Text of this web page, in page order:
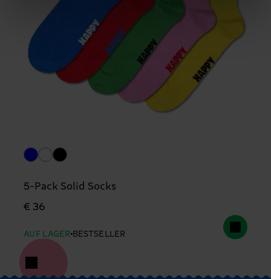
5-Pack Solid Socks
€ 36
AUF LAGER BESTSELLER